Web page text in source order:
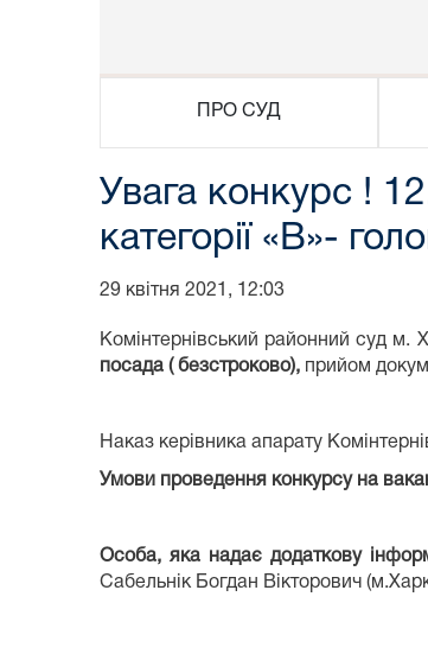
ПРО СУД
Увага конкурс !
категорії «В»-
29 квітня 2021, 12:03
Комінтернівський районний суд м.
посада ( безстроково), прийом
Наказ керівника апарату
Умови проведення конкурсу на
Особа, яка надає додаткову
Сабельнік Богдан Вікторович